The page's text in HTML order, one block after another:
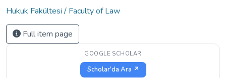
Hukuk Fakültesi / Faculty of Law
Full item page
GOOGLE SCHOLAR
Scholar'da Ara ↗